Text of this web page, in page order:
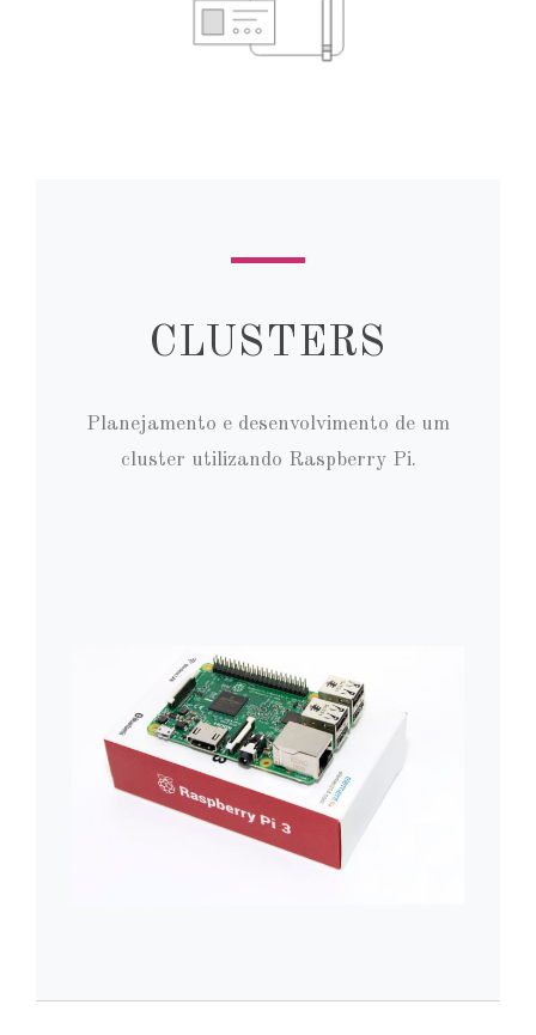
CLUSTERS
Planejamento e desenvolvimento de um
cluster utilizando Raspberry Pi.